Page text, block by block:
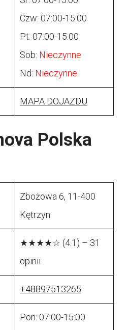
Czw: 07:00-15:00
Pt: 07:00-15:00
Sob: Nieczynne
Nd: Nieczynne
MAPA DOJAZDU
Polska
Zbożowa 6, 11-400
Kętrzyn
★★★★☆ (4.1) – 31
opinii
+48897513265
Pon: 07:00-15:00